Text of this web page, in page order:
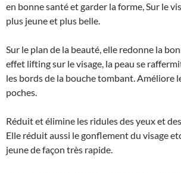
en bonne santé et garder la forme, Sur le
plus jeune et plus belle.
Sur le plan de la beauté, elle redonne la
effet lifting sur le visage, la peau se
les bords de la bouche tombant. Améliore
poches.
Réduit et élimine les ridules des yeux et
Elle réduit aussi le gonflement du visage
jeune de façon très rapide.